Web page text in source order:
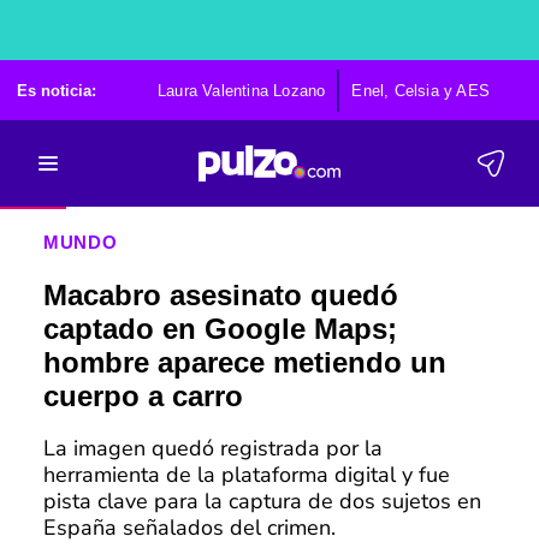
Es noticia: Laura Valentina Lozano Enel, Celsia y AES
MUNDO
Macabro asesinato quedó
captado en Google Maps;
hombre aparece metiendo un
cuerpo a carro
La imagen quedó registrada por la
herramienta de la plataforma digital y fue
pista clave para la captura de dos sujetos en
España señalados del crimen.